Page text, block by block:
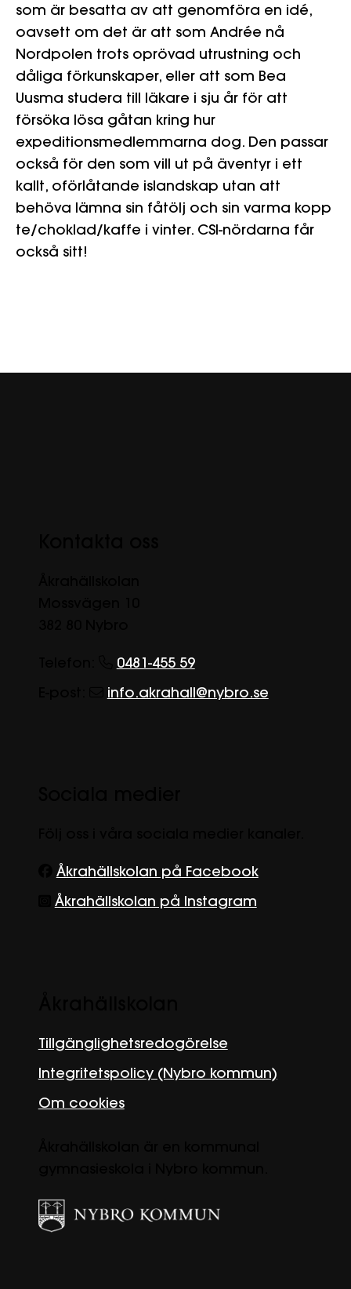
som är besatta av att genomföra en idé,
oavsett om det är att som Andrée nå
Nordpolen trots oprövad utrustning och
dåliga förkunskaper, eller att som Bea
Uusma studera till läkare i sju år för att
försöka lösa gåtan kring hur
expeditionsmedlemmarna dog. Den passar
också för den som vill ut på äventyr i ett
kallt, oförlåtande islandskap utan att
behöva lämna sin fåtölj och sin varma kopp
te/choklad/kaffe i vinter. CSI-nördarna får
också sitt!
0481-455 59
info.akrahall@nybro.se
Åkrahällskolan på Facebook
Åkrahällskolan på Instagram
Tillgänglighetsredogörelse
Integritetspolicy (Nybro kommun)
Om cookies